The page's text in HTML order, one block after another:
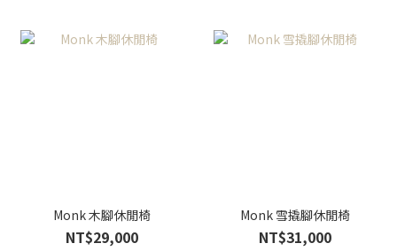
Monk 木腳休閒椅
NT$29,000
Monk 雪撬腳休閒椅
NT$31,000